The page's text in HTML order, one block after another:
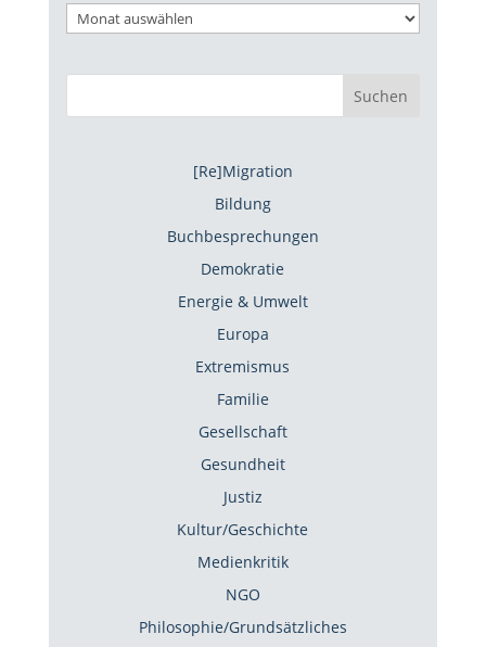
Suchen
[Re]Migration
Bildung
Buchbesprechungen
Demokratie
Energie & Umwelt
Europa
Extremismus
Familie
Gesellschaft
Gesundheit
Justiz
Kultur/Geschichte
Medienkritik
NGO
Philosophie/Grundsätzliches